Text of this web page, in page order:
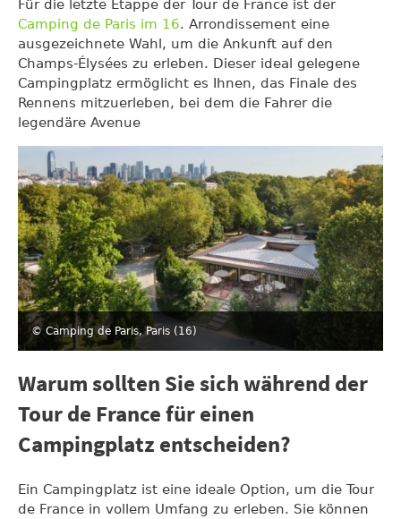
Für die letzte Etappe der Tour de France ist der
Camping de Paris im 16. Arrondissement eine
ausgezeichnete Wahl, um die Ankunft auf den
Champs-Élysées zu erleben. Dieser ideal gelegene
Campingplatz ermöglicht es Ihnen, das Finale des
Rennens mitzuerleben, bei dem die Fahrer die
legendäre Avenue
© Camping de Paris, Paris (16)
Warum sollten Sie sich während der
Tour de France für einen
Campingplatz entscheiden?
Ein Campingplatz ist eine ideale Option, um die Tour
de France in vollem Umfang zu erleben. Sie können